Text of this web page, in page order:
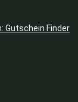
Gutschein Finder